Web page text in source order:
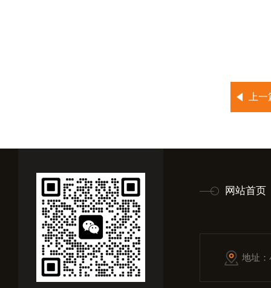
上一
网站首页
地址